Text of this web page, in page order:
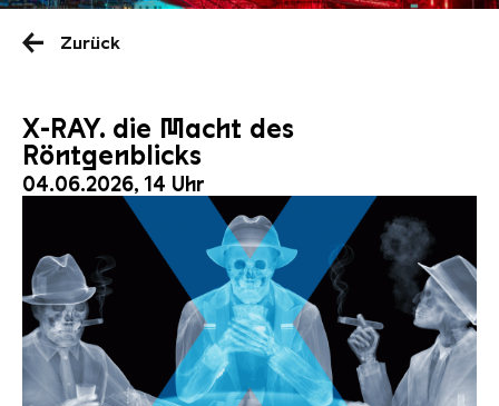
Zurück
X-RAY. die Macht des
Röntgenblicks
04.06.2026, 14 Uhr